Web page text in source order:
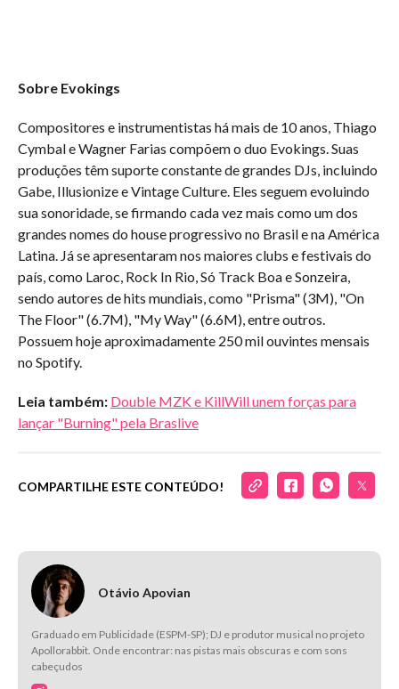
Sobre Evokings
Compositores e instrumentistas há mais de 10 anos, Thiago
Cymbal e Wagner Farias compõem o duo Evokings. Suas
produções têm suporte constante de grandes DJs, incluindo
Gabe, Illusionize e Vintage Culture. Eles seguem evoluindo
sua sonoridade, se firmando cada vez mais como um dos
grandes nomes do house progressivo no Brasil e na América
Latina. Já se apresentaram nos maiores clubs e festivais do
país, como Laroc, Rock In Rio, Só Track Boa e Sonzeira,
sendo autores de hits mundiais, como "Prisma" (3M), "On
The Floor" (6.7M), "My Way" (6.6M), entre outros.
Possuem hoje aproximadamente 250 mil ouvintes mensais
no Spotify.
Leia também: Double MZK e KillWill unem forças para
lançar "Burning" pela Braslive
COMPARTILHE ESTE CONTEÚDO!
Otávio Apovian
Graduado em Publicidade (ESPM-SP); DJ e produtor musical no projeto
Apollorabbit. Onde encontrar: nas pistas mais obscuras e com sons
cabeçudos